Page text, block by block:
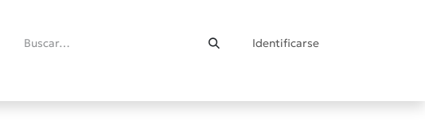
Identificarse